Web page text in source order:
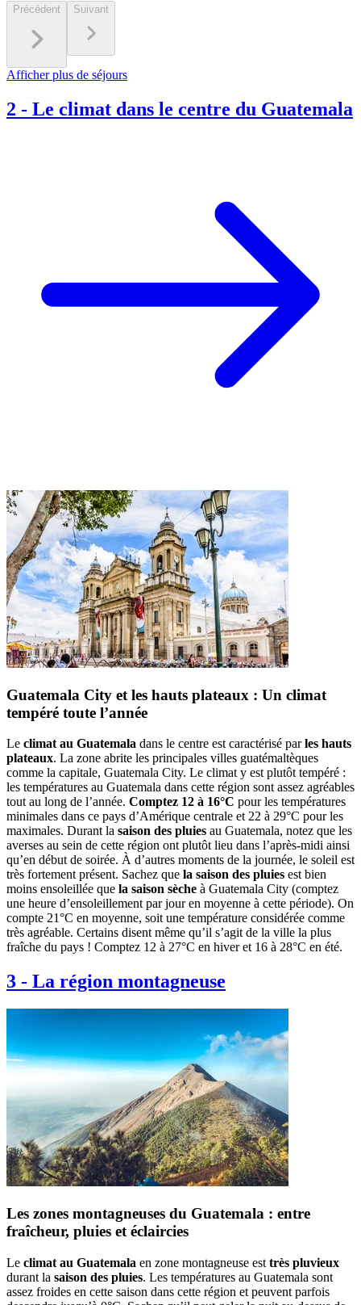
Précédent Suivant
Afficher plus de séjours
2 - Le climat dans le centre du Guatemala
Guatemala City et les hauts plateaux : Un climat
tempéré toute l’année
Le climat au Guatemala dans le centre est caractérisé parles hauts
plateaux. La zone abrite les principales villes guatémaltèques
comme la capitale, Guatemala City. Le climat y est plutôt tempéré :
les températures au Guatemala dans cette région sont assez agréables
tout au long de l’année. Comptez 12 à 16°C pour les températures
minimales dans ce pays d’Amérique centrale et 22 à 29°C pour les
maximales. Durant la saison des pluies au Guatemala, notez que les
averses au sein de cette région ont plutôt lieu dans l’après-midi ainsi
qu’en début de soirée. À d’autres moments de la journée, le soleil est
très fortement présent. Sachez que la saison des pluies est bien
moins ensoleillée que la saison sèche à Guatemala City (comptez
une heure d’ensoleillement par jour en moyenne à cette période). On
compte 21°C en moyenne, soit une température considérée comme
très agréable. Certains disent même qu’il s’agit de la ville la plus
fraîche du pays ! Comptez 12 à 27°C en hiver et 16 à 28°C en été.
3 - La région montagneuse
Les zones montagneuses du Guatemala : entre
fraîcheur, pluies et éclaircies
Le climat au Guatemala en zone montagneuse est très pluvieux
durant la saison des pluies. Les températures au Guatemala sont
assez froides en cette saison dans cette région et peuvent parfois